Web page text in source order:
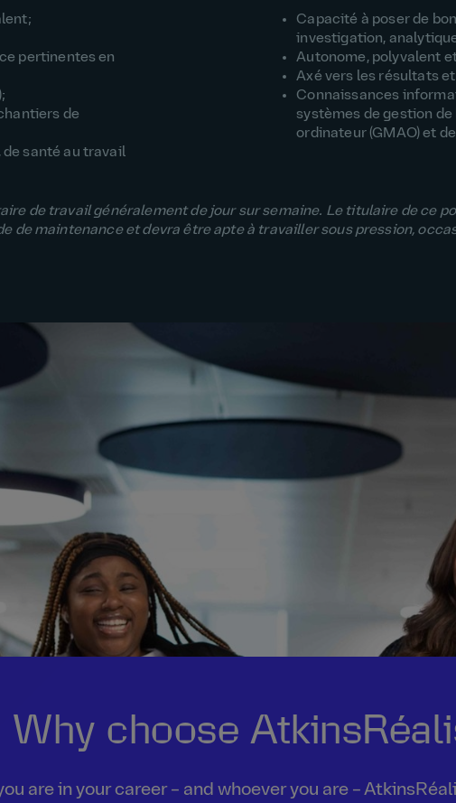
pertinentes en
de
santé au travail
Capacité à poser de
investigation,
Autonome, polyvalent
Axé vers les résultats
Connaissances
systèmes de gestion
ordinateur (GMAO) et
de travail généralement de jour sur semaine. Le titulaire de ce
de maintenance et devra être apte à travailler sous pression,
Why choose
are in your career – and whoever you are –